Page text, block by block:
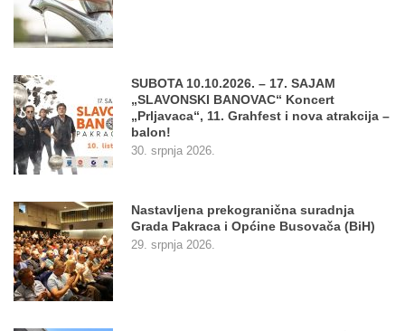
SUBOTA 10.10.2026. – 17. SAJAM
„SLAVONSKI BANOVAC“ Koncert
„Prljavaca“, 11. Grahfest i nova atrakcija –
balon!
30. srpnja 2026.
Nastavljena prekogranična suradnja
Grada Pakraca i Općine Busovača (BiH)
29. srpnja 2026.